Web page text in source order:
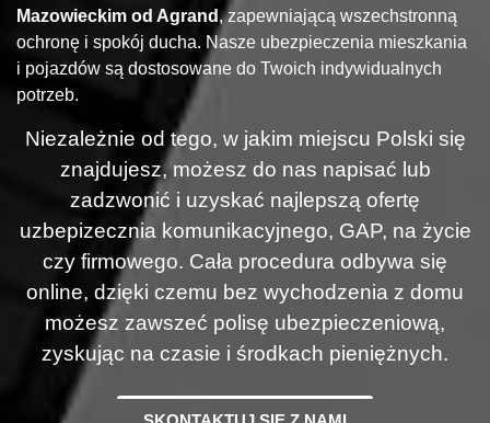
Mazowieckim od Agrand , zapewniającą wszechstronną
ochronę i spokój ducha. Nasze ubezpieczenia mieszkania
i pojazdów są dostosowane do Twoich indywidualnych
potrzeb.
Niezależnie od tego, w jakim miejscu Polski się
znajdujesz, możesz do nas napisać lub
zadzwonić i uzyskać najlepszą ofertę
uzbepizecznia komunikacyjnego, GAP, na życie
czy firmowego. Cała procedura odbywa się
online, dzięki czemu bez wychodzenia z domu
możesz zawszeć polisę ubezpieczeniową,
zyskując na czasie i środkach pieniężnych.